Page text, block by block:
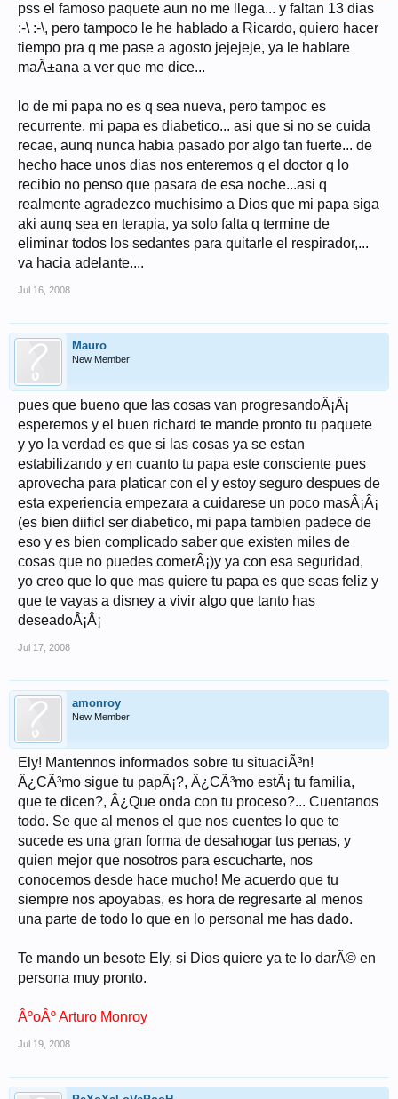
pss el famoso paquete aun no me llega... y faltan 13 dias
:-\ :-\, pero tampoco le he hablado a Ricardo, quiero hacer
tiempo pra q me pase a agosto jejejeje, ya le hablare
maÃ±ana a ver que me dice...
lo de mi papa no es q sea nueva, pero tampoc es
recurrente, mi papa es diabetico... asi que si no se cuida
recae, aunq nunca habia pasado por algo tan fuerte... de
hecho hace unos dias nos enteremos q el doctor q lo
recibio no penso que pasara de esa noche...asi q
realmente agradezco muchisimo a Dios que mi papa siga
aki aunq sea en terapia, ya solo falta q termine de
eliminar todos los sedantes para quitarle el respirador,...
va hacia adelante....
Jul 16, 2008
Mauro
New Member
pues que bueno que las cosas van progresandoÂ¡Â¡
esperemos y el buen richard te mande pronto tu paquete
y yo la verdad es que si las cosas ya se estan
estabilizando y en cuanto tu papa este consciente pues
aprovecha para platicar con el y estoy seguro despues de
esta experiencia empezara a cuidarese un poco masÂ¡Â¡
(es bien diificl ser diabetico, mi papa tambien padece de
eso y es bien complicado saber que existen miles de
cosas que no puedes comerÂ¡)y ya con esa seguridad,
yo creo que lo que mas quiere tu papa es que seas feliz y
que te vayas a disney a vivir algo que tanto has
deseadoÂ¡Â¡
Jul 17, 2008
amonroy
New Member
Ely! Mantennos informados sobre tu situaciÃ³n!
Â¿CÃ³mo sigue tu papÃ¡?, Â¿CÃ³mo estÃ¡ tu familia,
que te dicen?, Â¿Que onda con tu proceso?... Cuentanos
todo. Se que al menos el que nos cuentes lo que te
sucede es una gran forma de desahogar tus penas, y
quien mejor que nosotros para escucharte, nos
conocemos desde hace mucho! Me acuerdo que tu
siempre nos apoyabas, es hora de regresarte al menos
una parte de todo lo que en lo personal me has dado.
Te mando un besote Ely, si Dios quiere ya te lo darÃ© en
persona muy pronto.
ÂºoÂº Arturo Monroy
Jul 19, 2008